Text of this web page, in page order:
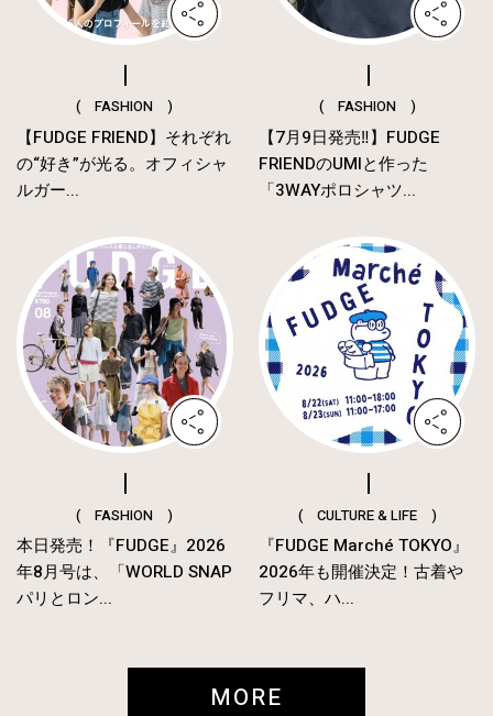
( FASHION )
【FUDGE FRIEND】それぞれ
の“好き”が光る。オフィシャ
ルガー...
( FASHION )
【7月9日発売‼︎】FUDGE
FRIENDのUMIと作った
「3WAYポロシャツ...
( FASHION )
本日発売！『FUDGE』2026
年8月号は、「WORLD SNAP
パリとロン...
( CULTURE & LIFE )
『FUDGE Marché TOKYO』
2026年も開催決定！古着や
フリマ、ハ...
MORE